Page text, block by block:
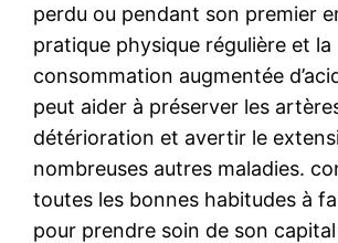
perdu ou pendant son premier
pratique physique régulière et la
consommation augmentée
peut aider à préserver les
détérioration et avertir le
nombreuses autres maladies.
toutes les bonnes habitudes à
pour prendre soin de son